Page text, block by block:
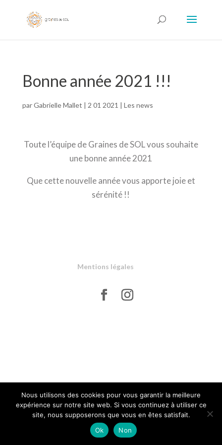
Bonne année 2021 !!!
parGabrielle Mallet | 2 01 2021 | Les news
Toute l’équipe de Graines de SOL vous souhaite
une bonne année 2021
Que cette nouvelle année vous apporte joie et
sérénité !!
Mentions légales
Nous utilisons des cookies pour vous garantir la meilleure
expérience sur notre site web. Si vous continuez à utiliser ce
site, nous supposerons que vous en êtes satisfait.
Ok
Non